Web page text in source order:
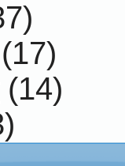
(17)
(14)